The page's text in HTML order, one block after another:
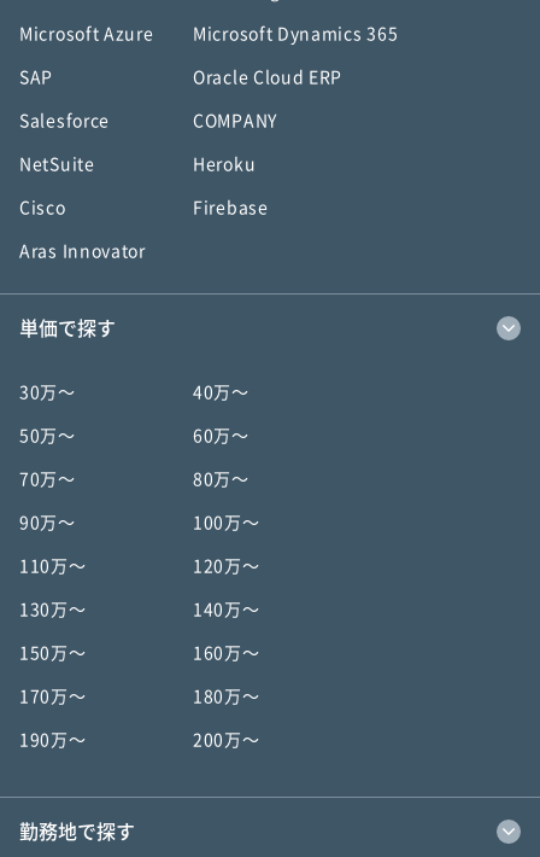
Microsoft Azure Microsoft Dynamics 365
SAP Oracle Cloud ERP
Salesforce COMPANY
NetSuite Heroku
Cisco Firebase
Aras Innovator
単価で探す
30万〜 40万〜
50万〜 60万〜
70万〜 80万〜
90万〜 100万〜
110万〜 120万〜
130万〜 140万〜
150万〜 160万〜
170万〜 180万〜
190万〜 200万〜
勤務地で探す